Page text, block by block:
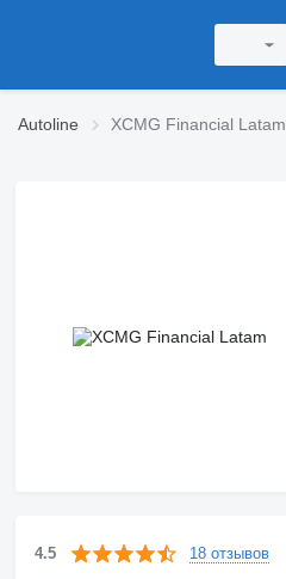
Autoline XCMG Financial Latam
4.5 18 отзывов